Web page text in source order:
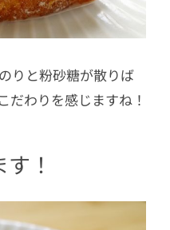
りと粉砂糖が散りば
だわりを感じますね！
！